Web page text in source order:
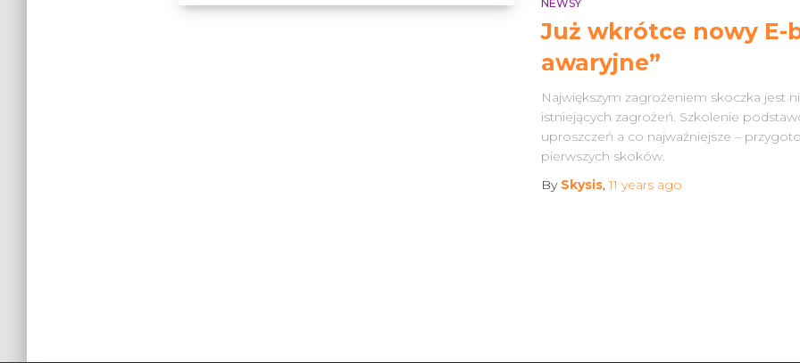
NEWSY
Już wkrótce nowy E-
awaryjne”
Największym zagrożeniem skoczka jest
istniejących zagrożeń. Szkolenie
uproszczeń a co najważniejsze –
pierwszych skoków.
By Skysis,11 yearsago